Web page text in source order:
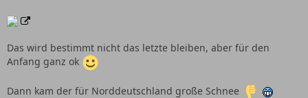
Das wird bestimmt nicht das letzte bleiben, aber für den
Anfang ganz ok
Dann kam der für Norddeutschland große Schnee